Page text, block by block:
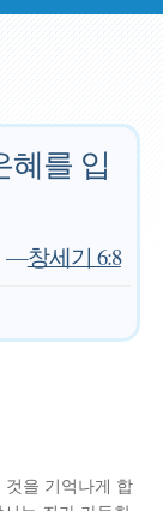
혜를 입
—창세기 6:8
것을 기억나게 합